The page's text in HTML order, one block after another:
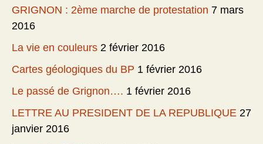
GRIGNON : 2ème marche de protestation 7 mars
2016
La vie en couleurs 2 février 2016
Cartes géologiques du BP 1 février 2016
Le passé de Grignon…. 1 février 2016
LETTRE AU PRESIDENT DE LA REPUBLIQUE 27
janvier 2016